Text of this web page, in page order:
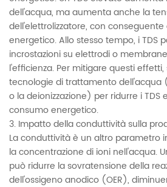
dell'acqua, ma aumenta anche la
dell'elettrolizzatore, con
energetico. Allo stesso tempo, i TDS
incrostazioni su elettrodi o
l'efficienza. Per mitigare questi
tecnologie di trattamento dell'acqua
o la deionizzazione) per ridurre i TDS
consumo energetico.
3. Impatto della conduttività sulla
La conduttività è un altro parametro
la concentrazione di ioni nell'acqua.
può ridurre la sovratensione della
dell'ossigeno anodico (OER),